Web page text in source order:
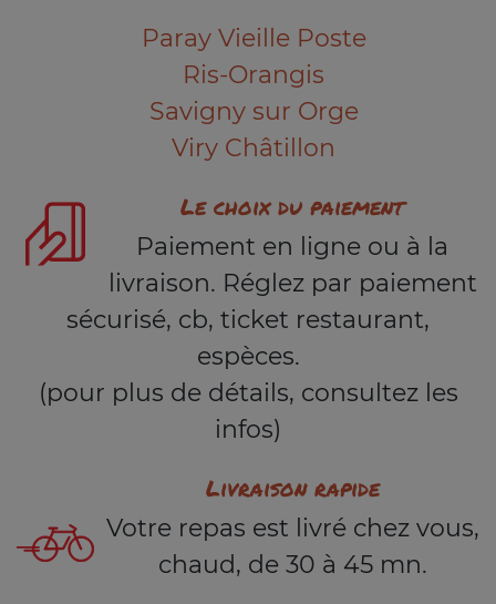
Paray Vieille Poste
Ris-Orangis
Savigny sur Orge
Viry Châtillon
Le choix du paiement
Paiement en ligne ou à la
livraison. Réglez par paiement
sécurisé, cb, ticket restaurant,
espèces.
(pour plus de détails, consultez les
infos)
Livraison rapide
Votre repas est livré chez vous,
chaud, de 30 à 45 mn.